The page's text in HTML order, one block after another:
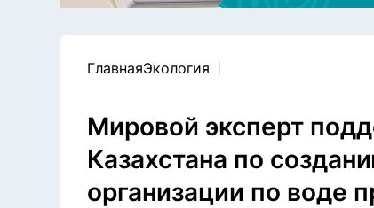
ГлавнаяЭкология
Мировой эксперт
Казахстана по
организации по воде